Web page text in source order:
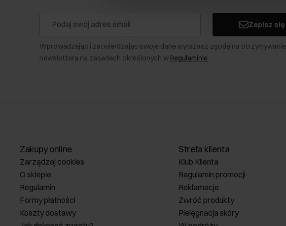
Zapisz się
Wprowadzając i zatwierdzając swoje dane wyrażasz zgodę na otrzymywanie
newslettera na zasadach określonych w Regulaminie.
Zakupy online
Zarządzaj cookies
O sklepie
Regulamin
Formy płatności
Koszty dostawy
Strefa klienta
Klub Klienta
Regulamin promocji
Reklamacje
Zwróć produkty
Pielęgnacja skóry